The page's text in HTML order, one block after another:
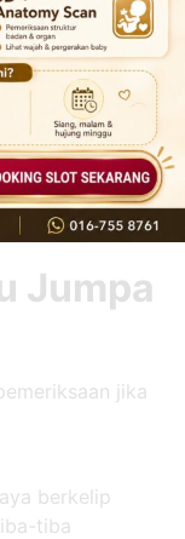
sendiri
yang tekanan
simptom. Ada
atau kabur
serius.
Jumpa
jika
berkelip
tiba